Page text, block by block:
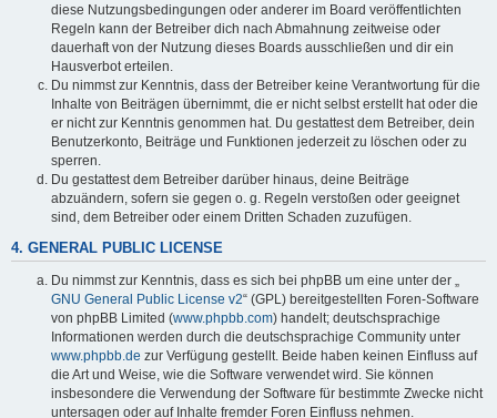
diese Nutzungsbedingungen oder anderer im Board veröffentlichten
Regeln kann der Betreiber dich nach Abmahnung zeitweise oder
dauerhaft von der Nutzung dieses Boards ausschließen und dir ein
Hausverbot erteilen.
Du nimmst zur Kenntnis, dass der Betreiber keine Verantwortung für die
Inhalte von Beiträgen übernimmt, die er nicht selbst erstellt hat oder die
er nicht zur Kenntnis genommen hat. Du gestattest dem Betreiber, dein
Benutzerkonto, Beiträge und Funktionen jederzeit zu löschen oder zu
sperren.
Du gestattest dem Betreiber darüber hinaus, deine Beiträge
abzuändern, sofern sie gegen o. g. Regeln verstoßen oder geeignet
sind, dem Betreiber oder einem Dritten Schaden zuzufügen.
4. GENERAL PUBLIC LICENSE
Du nimmst zur Kenntnis, dass es sich bei phpBB um eine unter der „
GNU General Public License v2“ (GPL) bereitgestellten Foren-Software
von phpBB Limited (www.phpbb.com) handelt; deutschsprachige
Informationen werden durch die deutschsprachige Community unter
www.phpbb.de zur Verfügung gestellt. Beide haben keinen Einfluss auf
die Art und Weise, wie die Software verwendet wird. Sie können
insbesondere die Verwendung der Software für bestimmte Zwecke nicht
untersagen oder auf Inhalte fremder Foren Einfluss nehmen.